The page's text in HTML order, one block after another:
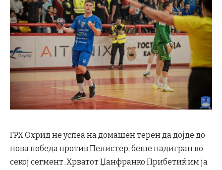
ГРХ Охрид не успеа на домашен терен да дојде до
нова победа против Пелистер, беше надигран во
секој сегмент. Хрватот Џанфранко Прибетиќ им ја